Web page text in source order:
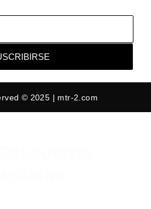
© 2025 | mtr-2.com